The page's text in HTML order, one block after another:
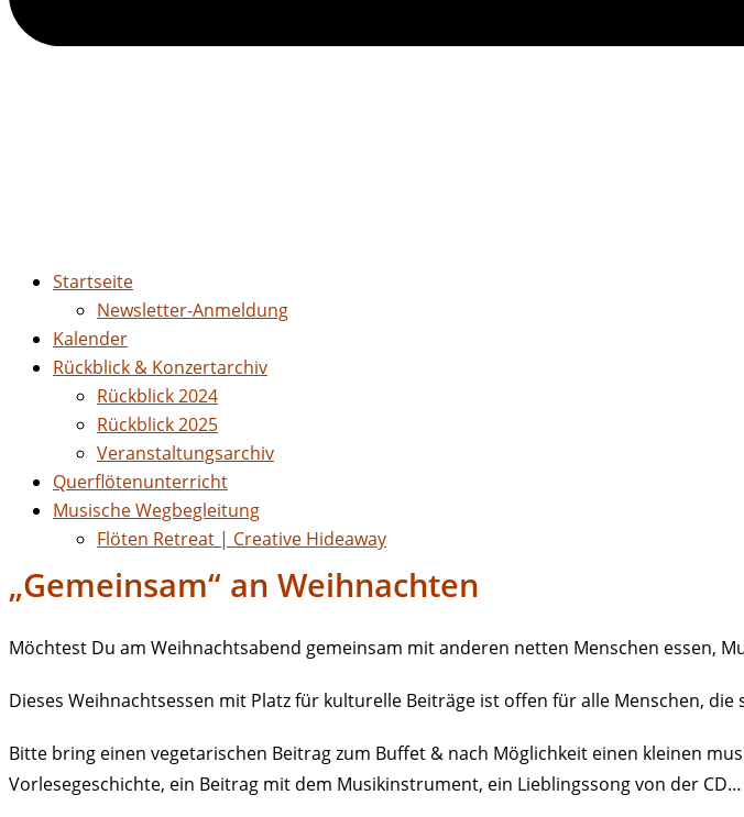
Startseite
Newsletter-Anmeldung
Kalender
Rückblick & Konzertarchiv
Rückblick 2024
Rückblick 2025
Veranstaltungsarchiv
Querflötenunterricht
Musische Wegbegleitung
Flöten Retreat | Creative Hideaway
„Gemeinsam“ an Weihnachten
Möchtest Du am Weihnachtsabend gemeinsam mit anderen netten Menschen essen,
Dieses Weihnachtsessen mit Platz für kulturelle Beiträge ist offen für alle Menschen, die
Bitte bring einen vegetarischen Beitrag zum Buffet & nach Möglichkeit einen kleinen
Vorlesegeschichte, ein Beitrag mit dem Musikinstrument, ein Lieblingssong von der CD…